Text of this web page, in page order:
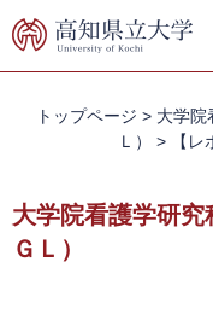
ー
ニ
て
トップページ > 大学院
Ｌ）
> 【
大学院看護学研究
ＧＬ）